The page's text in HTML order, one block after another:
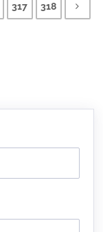
317 318